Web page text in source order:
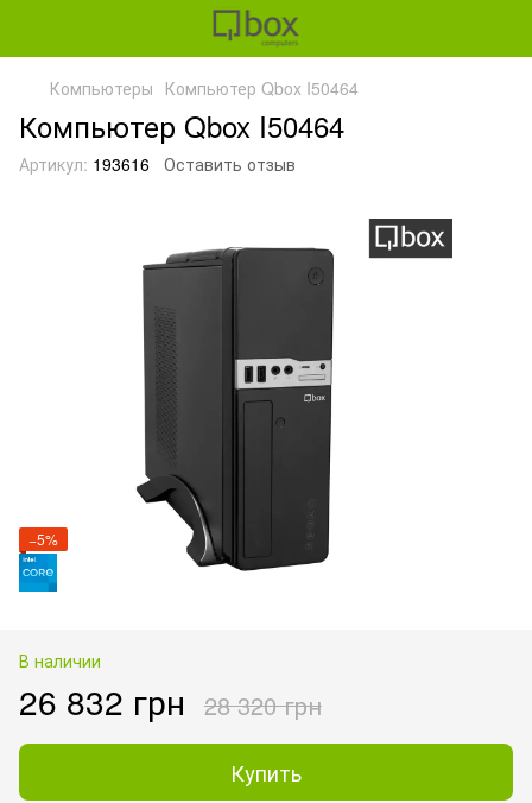
Компьютеры Компьютер Qbox I50464
Компьютер Qbox I50464
Артикул: 193616 Оставить отзыв
−5%
В наличии
26 832 грн 28 320 грн
Купить